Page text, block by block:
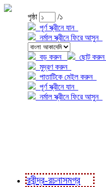
পৃষ্ঠা
/১
পূর্ণ স্ক্রীনে যান
নর্মাল স্ক্রীনে ফিরে আসুন
বড় করুন
ছোট করুন
মুদ্রণ করুন
পাতাটিকে মেইল করুন
পূর্ণ স্ক্রীনে যান
নর্মাল স্ক্রীনে ফিরে আসুন
রবীন্দ্র-রচনাসমগ্র